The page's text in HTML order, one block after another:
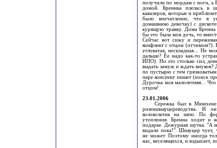
получили по мордам с ноги, а
домой. Бреннка плелась в
кавалеров, которые и
было впечатление, что я
домашнюю девочку) с
курящую травку. Дома Бренна
бы это была моя дочь, то
Сейчас вот сижу и
конфликт с отцом (отчимом?).
угловатая, нескладная... Не
дальше? Ее надо как-то
ИПО). Но это столько сил,
выдать замуж и ждать внуков?
по пустырю с тем
паре конспект пишет (поиск
Дурочка моя малолетняя... Что
отцом!
23.01.2006
Сережка был в Мюнхене.
ризеншнауцереводства. И
колокольчик на шею. По
утопления. Бренна ходит и
подарке. Дежурная шутка: "А
видали пока!". Шнауцер чует,
не может. Поэтому иногда
нас, веселящихся, и вздыхает,